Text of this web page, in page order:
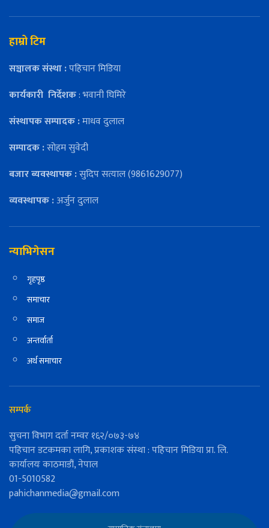
हाम्रो टिम
सञ्चालक संस्था :पहिचान मिडिया
कार्यकारी निर्देशक: भवानी घिमिरे
संस्थापक सम्पादक :माधव दुलाल
सम्पादक :सोहम सुवेदी
बजार ब्यवस्थापक :सुदिप सत्याल (9861629077)
व्यवस्थापक :अर्जुन दुलाल
न्याभिगेसन
गृहपृष्ठ
समाचार
समाज
अन्तर्वार्ता
अर्थ समाचार
सम्पर्क
सुचना विभाग दर्ता नम्वर १६२/०७३-७४
पहिचान डटकमका लागि, प्रकाशक संस्था : पहिचान मिडिया प्रा. लि.
कार्यालयः काठमाडौं, नेपाल
01-5010582
pahichanmedia@gmail.com